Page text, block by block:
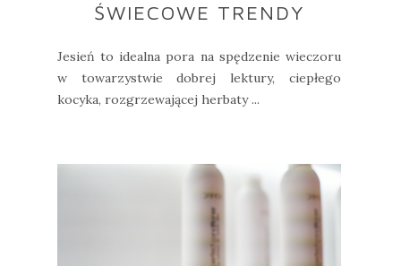
ŚWIECOWE TRENDY
Jesień to idealna pora na spędzenie wieczoru
w towarzystwie dobrej lektury, ciepłego
kocyka, rozgrzewającej herbaty ...